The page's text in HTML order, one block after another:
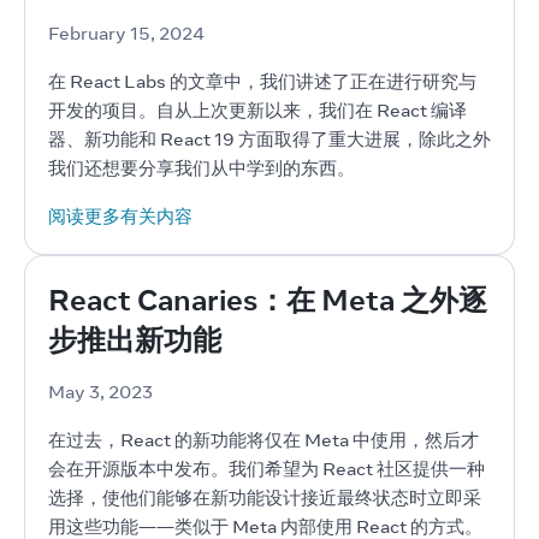
February 15, 2024
在 React Labs 的文章中，我们讲述了正在进行研究与
开发的项目。自从上次更新以来，我们在 React 编译
器、新功能和 React 19 方面取得了重大进展，除此之外
我们还想要分享我们从中学到的东西。
阅读更多有关内容
React Canaries：在 Meta 之外逐
步推出新功能
May 3, 2023
在过去，React 的新功能将仅在 Meta 中使用，然后才
会在开源版本中发布。我们希望为 React 社区提供一种
选择，使他们能够在新功能设计接近最终状态时立即采
用这些功能——类似于 Meta 内部使用 React 的方式。